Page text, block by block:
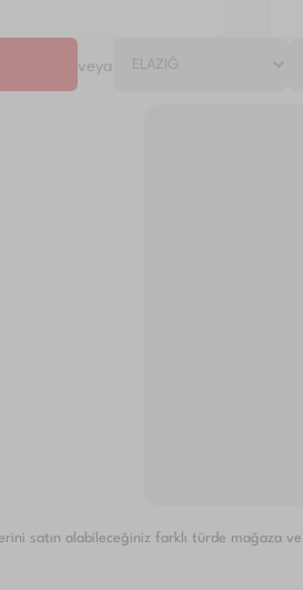
veya
satın alabileceğiniz farklı türde mağaza